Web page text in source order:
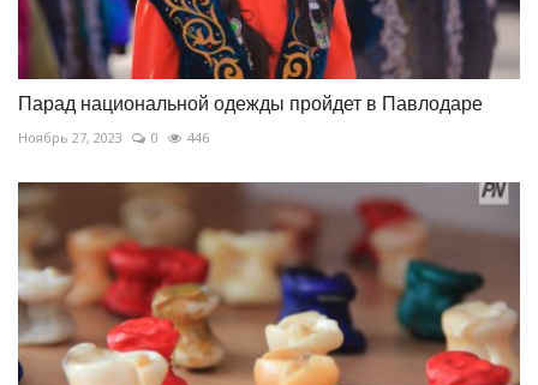
Парад национальной одежды пройдет в Павлодаре
Ноябрь 27, 2023 0 446